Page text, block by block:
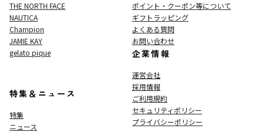
THE NORTH FACE
NAUTICA
Champion
JAMIE KAY
gelato pique
特集＆ニュース
特集
ニュース
ポイント・クーポン等について
ギフトラッピング
よくある質問
お問い合わせ
企業情報
運営会社
採用情報
ご利用規約
セキュリティポリシー
プライバシーポリシー